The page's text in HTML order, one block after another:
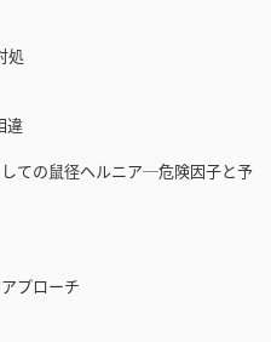
処
違
ての鼠径ヘルニア─危険因子と予
プローチ